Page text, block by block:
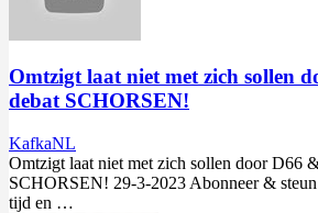
Omtzigt laat niet met zich sollen
debat SCHORSEN!
KafkaNL
Omtzigt laat niet met zich sollen door D66
SCHORSEN! 29-3-2023 Abonneer &
tijd en …